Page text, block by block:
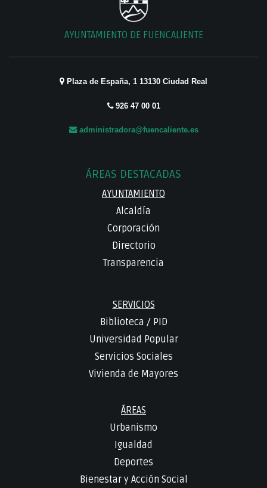
AYUNTAMIENTO DE FUENCALIENTE
Plaza de España, 1 13130 Ciudad Real
926 47 00 01
administradora@fuencaliente.es
ÁREAS DESTACADAS
AYUNTAMIENTO
Alcaldía
Corporación
Directorio
Transparencia
SERVICIOS
Biblioteca / PID
Universidad Popular
Servicios Sociales
Vivienda de Mayores
ÁREAS
Urbanismo
Igualdad
Deportes
Bienestar y Acción Social